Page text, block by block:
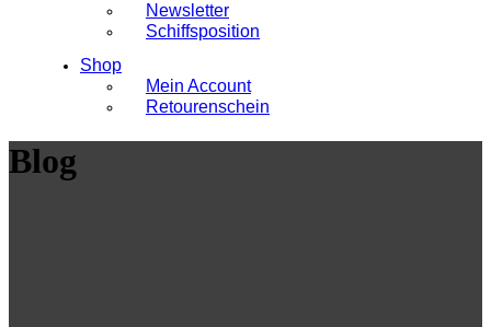
Newsletter
Schiffsposition
Shop
Mein Account
Retourenschein
Blog